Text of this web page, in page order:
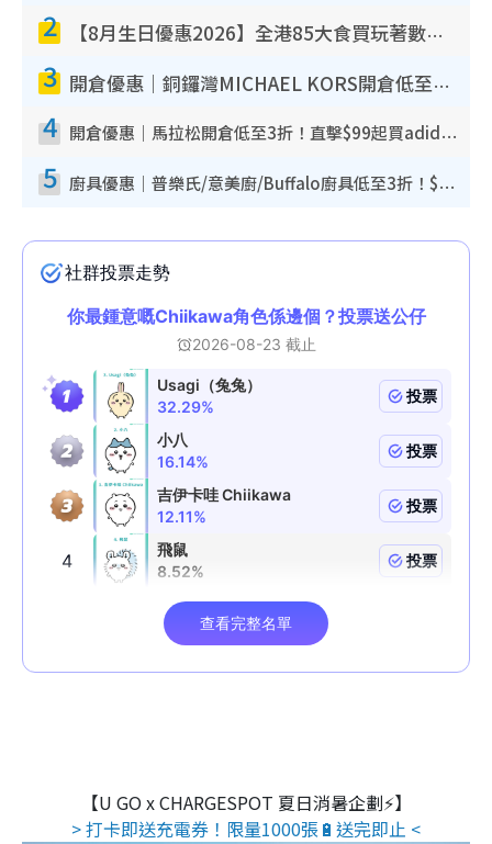
2 【8月生日優惠2026】全港85大食買玩著數攻略 自助餐/火鍋放題同行免費＋誠品/DONKI送現金券
3 開倉優惠｜銅鑼灣MICHAEL KORS開倉低至17折！直擊$500起買手袋/銀包/鞋款 必買經典Jet Set系列
4 開倉優惠｜馬拉松開倉低至3折！直擊$99起買adidas／New Balance／Puma鞋款 STANLEY保溫杯劈價至$119起
5 廚具優惠｜普樂氏/意美廚/Buffalo廚具低至3折！$89起買煎鍋／炒鑊／個人鍋 同場小家電激減至$99起
【U GO x CHARGESPOT 夏日消暑企劃⚡】
> 打卡即送充電券！限量1000張🔋送完即止 <